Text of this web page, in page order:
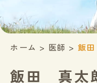
ホーム > 医師 > 飯
飯田 真太